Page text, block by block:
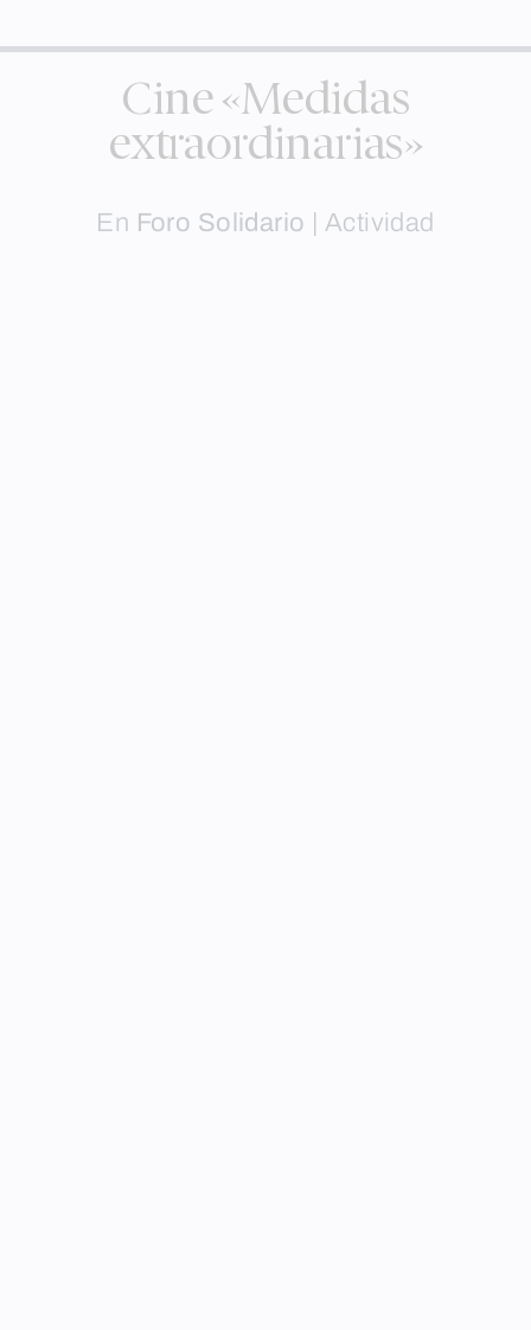
Cine «Medidas
extraordinarias»
En Foro Solidario Actividad